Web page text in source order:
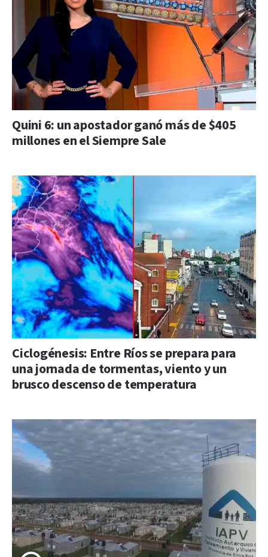
Quini 6: un apostador ganó más de $405
millones en el Siempre Sale
Ciclogénesis: Entre Ríos se prepara para
una jornada de tormentas, viento y un
brusco descenso de temperatura